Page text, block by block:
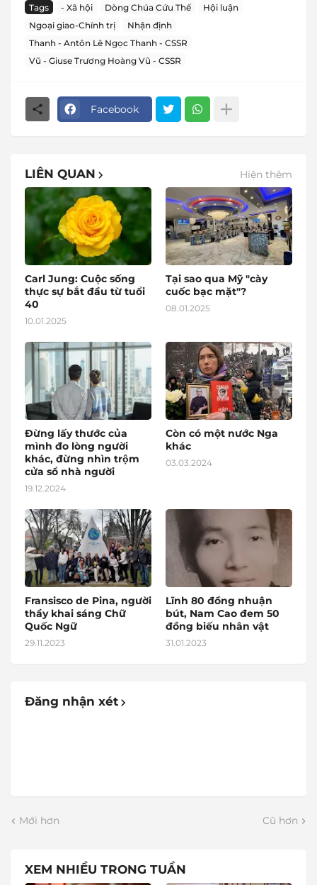
Tags - Xã hội Dòng Chúa Cứu Thế
Hội luận
Ngoại giao-Chính trị
Nhận định
Thanh - Antôn Lê Ngọc Thanh - CSSR
Vũ - Giuse Trương Hoàng Vũ - CSSR
Facebook
LIÊN QUAN Hiện thêm
Carl Jung: Cuộc sống
thực sự bắt đầu từ tuổi
40
10.01.2025
Tại sao qua Mỹ "cày
cuốc bạc mặt"?
08.01.2025
Đừng lấy thước của
mình đo lòng người
khác, đừng nhìn trộm
cửa sổ nhà người
19.12.2024
Còn có một nước Nga
khác
03.03.2024
Fransisco de Pina, người
thầy khai sáng Chữ
Quốc Ngữ
29.11.2023
Lĩnh 80 đồng nhuận
bút, Nam Cao đem 50
đồng biếu nhân vật
31.01.2023
Đăng nhận xét
Mới hơn Cũ hơn
XEM NHIỀU TRONG TUẦN